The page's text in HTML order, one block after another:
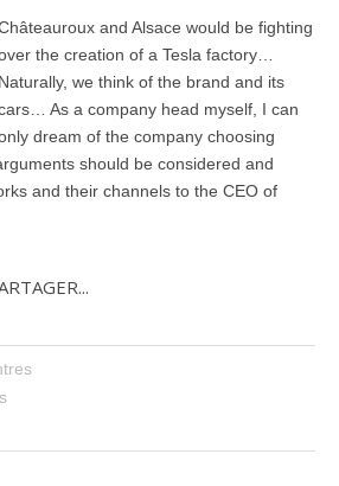
and Alsace would be fighting
the creation of a Tesla factory…
Naturally, we think of the brand and its
As a company head myself, I can
dream of the company choosing
should be considered and
and their channels to the CEO of